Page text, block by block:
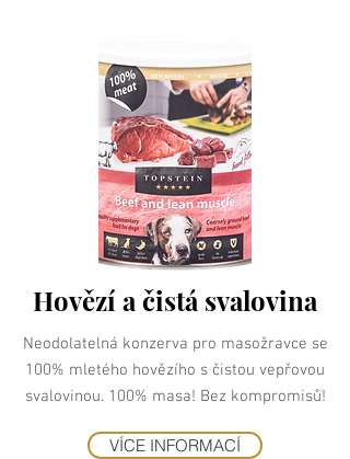
Hovězí a čistá svalovina
Neodolatelná konzerva pro masožravce se
100% mletého hovězího s čistou vepřovou
svalovinou. 100% masa! Bez kompromisů!
VÍCE INFORMACÍ